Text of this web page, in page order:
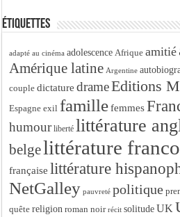
Étiquettes
adapté au cinéma adolescence Afrique amitié
Amérique latine Argentine
couple dictature drameEditions
Espagne exil famille femmes
humour liberté littérature
belgelittérature
française littérature
NetGalley pauvreté politique
quête religion roman noir récit solitude UK